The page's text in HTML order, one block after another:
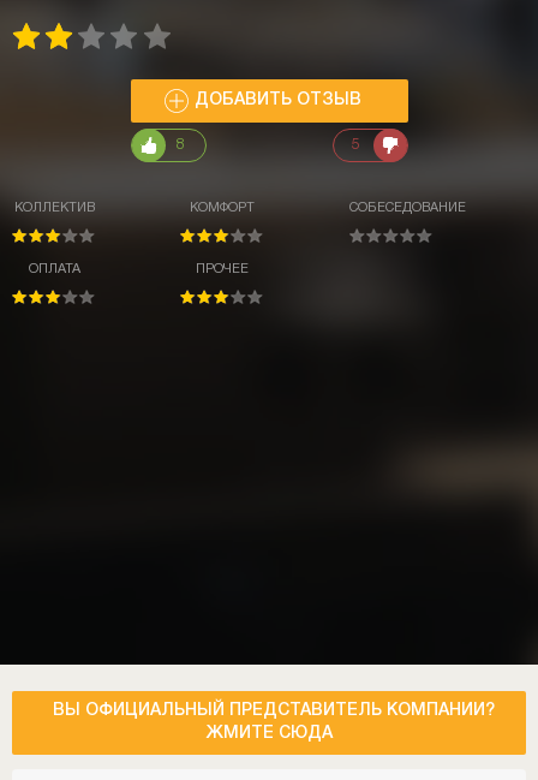
ДОБАВИТЬ ОТЗЫВ
8 5
КОЛЛЕКТИВ
ОПЛАТА
КОМФОРТ
ПРОЧЕЕ
СОБЕСЕДОВАНИЕ
ВЫ ОФИЦИАЛЬНЫЙ ПРЕДСТАВИТЕЛЬ КОМПАНИИ?
ЖМИТЕ СЮДА